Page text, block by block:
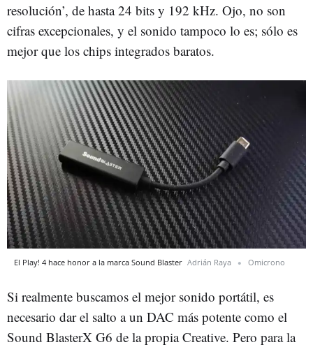
resolución’, de hasta 24 bits y 192 kHz. Ojo, no son
cifras excepcionales, y el sonido tampoco lo es; sólo es
mejor que los chips integrados baratos.
El Play! 4 hace honor a la marca Sound Blaster Adrián Raya Omicrono
Si realmente buscamos el mejor sonido portátil, es
necesario dar el salto a un DAC más potente como el
Sound BlasterX G6 de la propia Creative. Pero para la